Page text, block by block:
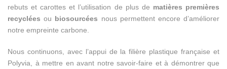
rebuts et carottes et l’utilisation de plus de matières premières
recyclées ou biosourcées nous permettent encore d’améliorer
notre empreinte carbone.
Nous continuons, avec l’appui de la filière plastique française et
Polyvia, à mettre en avant notre savoir-faire et à démontrer que